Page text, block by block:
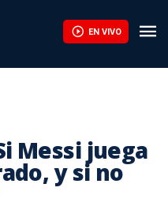
EN VIVO
Messi juega
y si no